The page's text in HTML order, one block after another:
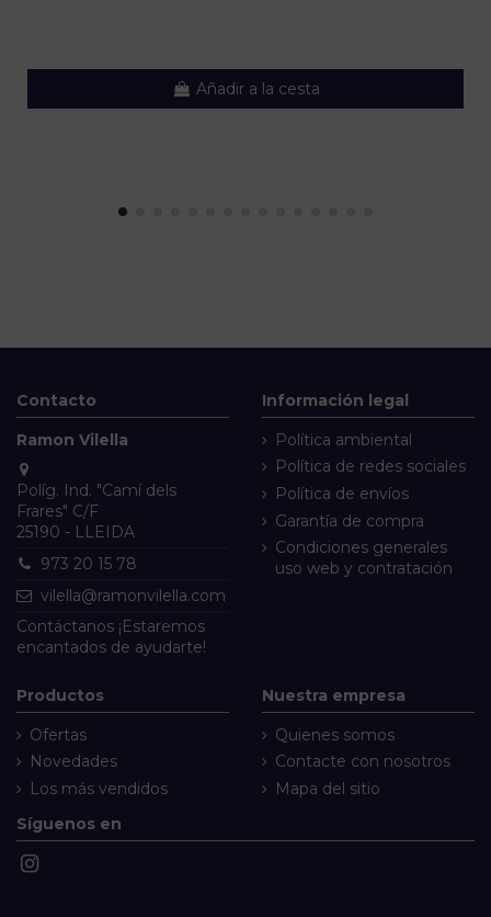
Añadir a la cesta
Contacto
Ramon Vilella
Políg. Ind. "Camí dels
Frares" C/F
25190 - LLEIDA
973 20 15 78
vilella@ramonvilella.com
Contáctanos ¡Estaremos
encantados de ayudarte!
Información legal
Política ambiental
Política de redes sociales
Política de envíos
Garantía de compra
Condiciones generales
uso web y contratación
Productos
Ofertas
Novedades
Los más vendidos
Nuestra empresa
Quienes somos
Contacte con nosotros
Mapa del sitio
Síguenos en